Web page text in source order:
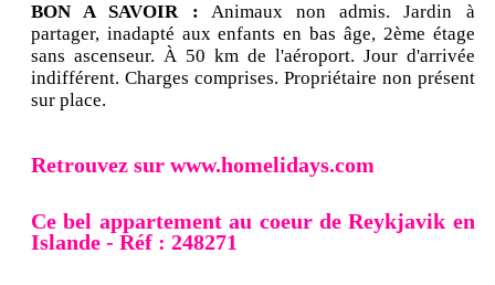
BON A SAVOIR : Animaux non admis. Jardin à
partager, inadapté aux enfants en bas âge, 2ème étage
sans ascenseur. À 50 km de l'aéroport. Jour d'arrivée
indifférent. Charges comprises. Propriétaire non présent
sur place.
Retrouvez sur www.homelidays.com
Ce bel appartement au coeur de Reykjavik en
Islande - Réf : 248271